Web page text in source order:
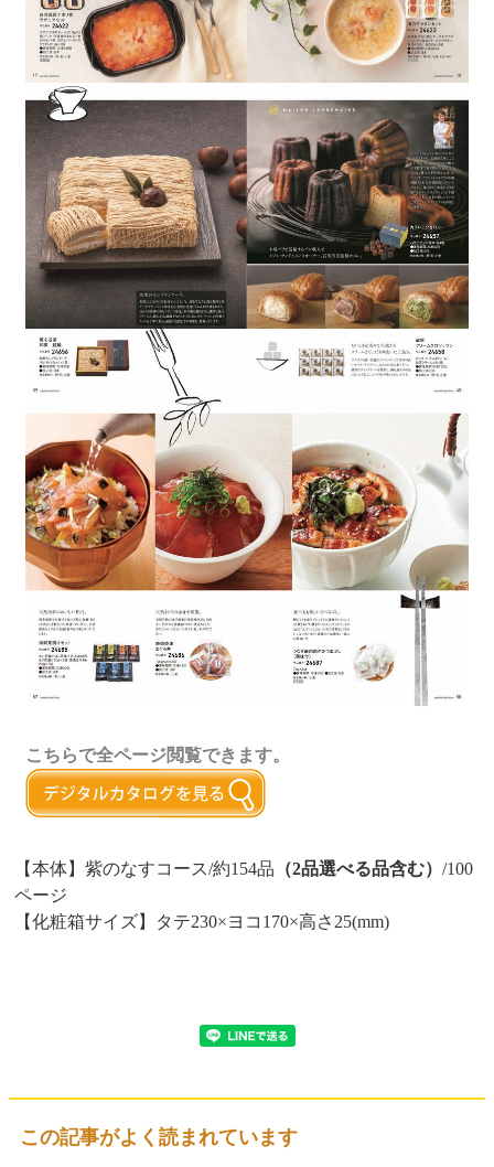
こちらで全ページ閲覧できます。
【本体】紫のなすコース/約154品 （2品選べる品含む） /100
ページ
【化粧箱サイズ】タテ230×ヨコ170×高さ25(mm)
この記事がよく読まれています